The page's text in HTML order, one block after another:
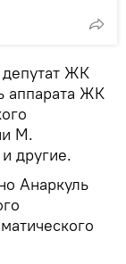
депутат ЖК
аппарата ЖК
М.
другие.
Анаркуль